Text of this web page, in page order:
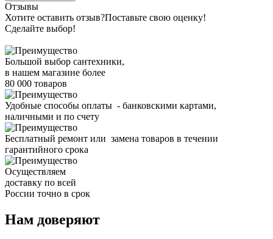
Отзывы
Хотите оставить отзыв?Поставьте свою оценку!
Сделайте выбор!
Большой выбор сантехники,
в нашем магазине более
80 000 товаров
Удобные способы оплаты - банковскими картами,
наличными и по счету
Бесплатный ремонт или замена товаров в течении
гарантийного срока
Осуществляем
доставку по всей
России точно в срок
Нам доверяют